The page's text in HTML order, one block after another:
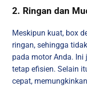
2. Ringan dan
Meskipun kuat, box
ringan, sehingga
pada motor Anda.
tetap efisien. Selain
cepat,